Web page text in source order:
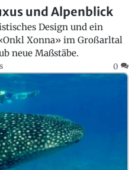
und Alpenblick
Design und ein
Xonna» im Großarltal
neue Maßstäbe.
0